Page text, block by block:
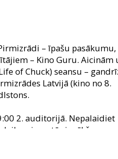
– īpašu pasākumu,
– Kino Guru. Aicinām
of Chuck) seansu –
Latvijā (kino no 8.
2. auditorijā. Nepalaidiet
pirms tās iznākšanas